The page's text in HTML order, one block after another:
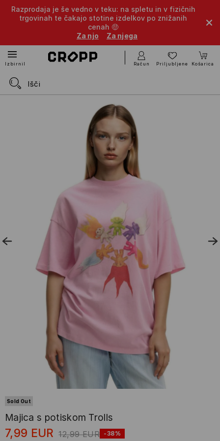
Razprodaja je še vedno v teku: na spletu in v fizičnih
trgovinah te čakajo stotine izdelkov po znižanih
cenah 🤑
Za njo
Za njega
Izbirnik Račun Priljubljene Košarica
Sold Out
Majica s potiskom Trolls
7,99 EUR 12,99 EUR -38%